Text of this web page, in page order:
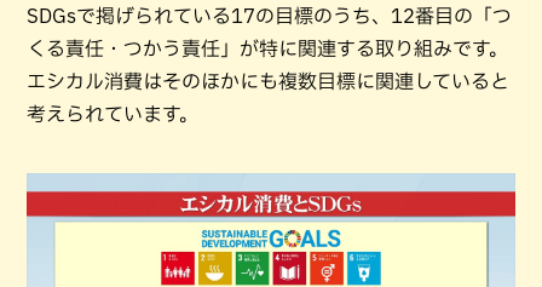
SDGsで掲げられている17の目標のうち、12番目の「つ
くる責任・つかう責任」が特に関連する取り組みです。
エシカル消費はそのほかにも複数目標に関連していると
考えられています。